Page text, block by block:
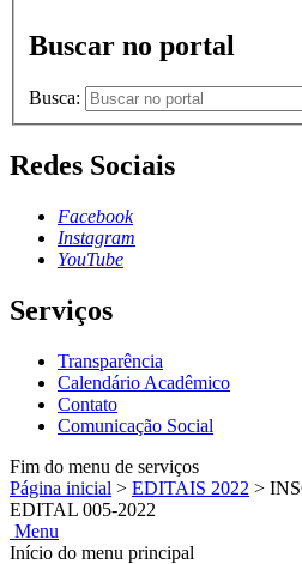
Buscar no portal
Busca:
Redes Sociais
Facebook
Instagram
YouTube
Serviços
Transparência
Calendário Acadêmico
Contato
Comunicação Social
Fim do menu de serviços
Página inicial > EDITAIS 2022 >
EDITAL 005-2022
Menu
Início do menu principal